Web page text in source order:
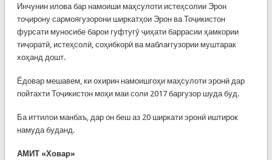
Инчунин илова бар намоиши маҳсулоти истеҳсолии Эрон
тоҷирону сармоягузорони ширкатҳои Эрон ва Тоҷикистон
фурсати муносибе барои гуфтугӯ ҷиҳати баррасии ҳамкории
тиҷоратӣ, истеҳсолӣ, соҳибкорӣ ва маблағгузории муштарак
хоҳанд дошт.
Ёдовар мешавем, ки охирин намоишгоҳи маҳсулоти эронӣ дар
пойтахти Тоҷикистон моҳи маи соли 2017 баргузор шуда буд.
Ба иттилои манбаъ, дар он беш аз 20 ширкати эронӣ иштирок
намуда буданд.
АМИТ «Ховар»